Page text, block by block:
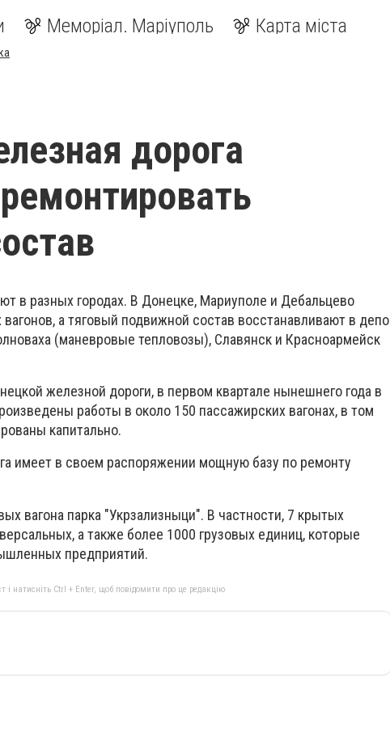
Меморіал. Маріуполь Карта міста
дорога
в разных городах. В Донецке, Мариуполе и Дебальцево
а тяговый подвижной состав восстанавливают в депо
(маневровые тепловозы), Славянск и Красноармейск
железной дороги, в первом квартале нынешнего года в
работы в около 150 пассажирских вагонах, в том
капитально.
имеет в своем распоряжении мощную базу по ремонту
вагона парка "Укрзализныци". В частности, 7 крытых
а также более 1000 грузовых единиц, которые
предприятий.
і натисніть Ctrl + Enter, щоб повідомити про це редакцію